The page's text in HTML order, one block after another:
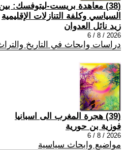
(38) معاهدة بريست-ليتوفسك:
السياسي وكلفة التنازلات الإقليمية
زيد نائل العدوان
2026 / 8 / 6
دراسات وابحاث في التاريخ
(39) هجرة المغرب الى اسبانيا
فوزية بن حورية
2026 / 8 / 6
مواضيع وابحاث سياسية